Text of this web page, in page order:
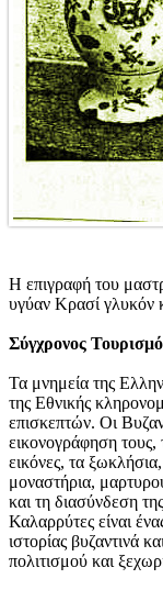
Η επιγραφή του
υγύαν Κρασί γλυκόν
Σύγχρονος
Τα μνημεία της
της Εθνικής
επισκεπτών. Οι
εικονογράφηση τους,
εικόνες, τα
μοναστήρια,
και τη διασύνδεση
Καλαρρύτες είναι
ιστορίας βυζαντινά
πολιτισμού και